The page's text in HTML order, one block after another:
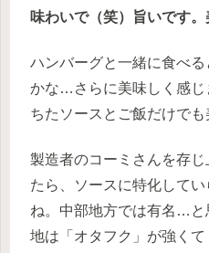
味わいで（笑）旨いです。
ハンバーグと一緒に食べ
かな…さらに美味しく感じ
ちたソースとご飯だけで
製造者のコーミさんを存
たら、ソースに特化して
ね。中部地方では有名…と
地は「オタフク」が強く